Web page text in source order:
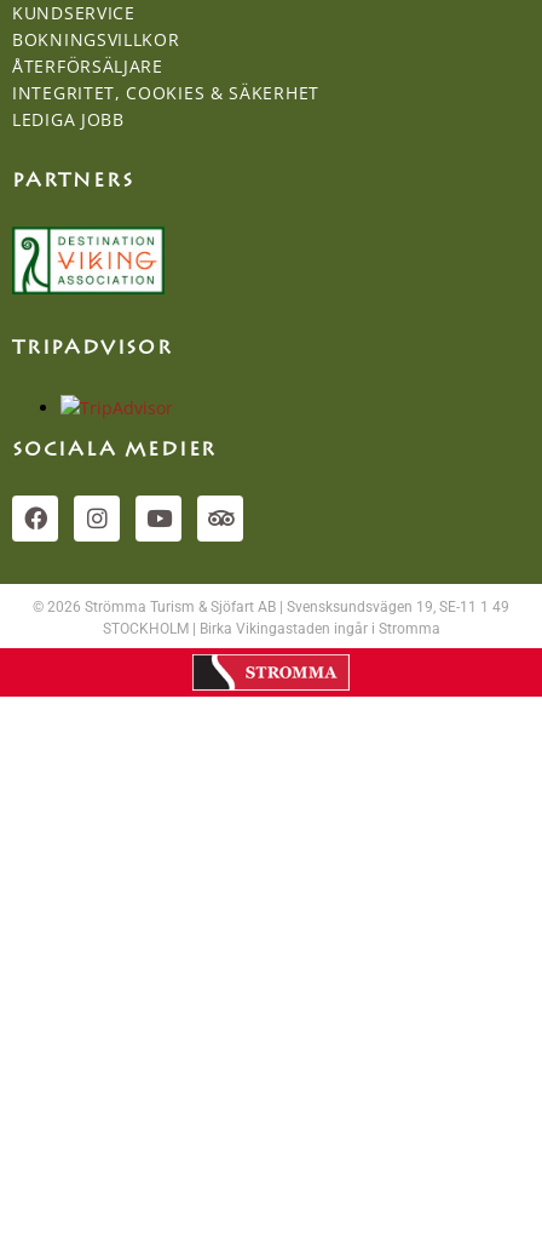
KUNDSERVICE
BOKNINGSVILLKOR
ÅTERFÖRSÄLJARE
INTEGRITET, COOKIES & SÄKERHET
LEDIGA JOBB
PARTNERS
TRIPADVISOR
SOCIALA MEDIER
© 2026 Strömma Turism & Sjöfart AB | Svensksundsvägen 19, SE-11 1 49
STOCKHOLM | Birka Vikingastaden ingår i Stromma